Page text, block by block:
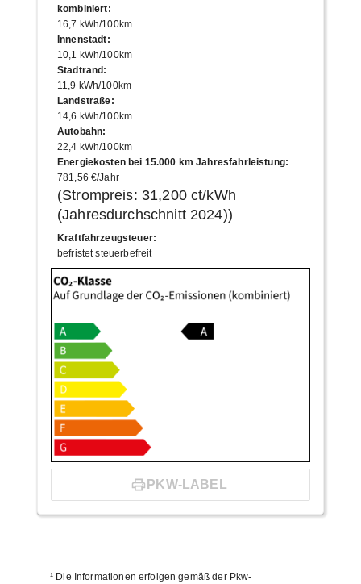
kombiniert:
16,7 kWh/100km
Innenstadt:
10,1 kWh/100km
Stadtrand:
11,9 kWh/100km
Landstraße:
14,6 kWh/100km
Autobahn:
22,4 kWh/100km
Energiekosten bei 15.000 km Jahresfahrleistung:
781,56 €/Jahr
(Strompreis: 31,200 ct/kWh
(Jahresdurchschnitt 2024))
Kraftfahrzeugsteuer:
befristet steuerbefreit
PKW-LABEL
¹ Die Informationen erfolgen gemäß der Pkw-